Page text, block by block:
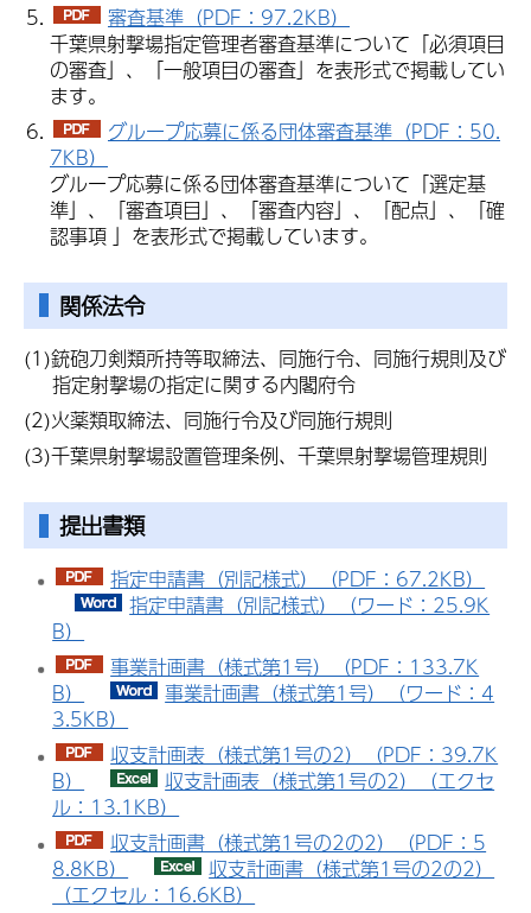
審査基準（PDF：97.2KB）
千葉県射撃場指定管理者審査基準について「必須項目
の審査」、「一般項目の審査」を表形式で掲載してい
ます。
グループ応募に係る団体審査基準（PDF：50.
7KB）
グループ応募に係る団体審査基準について「選定基
準」、「審査項目」、「審査内容」、「配点」、「確
認事項 」を表形式で掲載しています。
関係法令
(1)銃砲刀剣類所持等取締法、同施行令、同施行規則及び
指定射撃場の指定に関する内閣府令
(2)火薬類取締法、同施行令及び同施行規則
(3)千葉県射撃場設置管理条例、千葉県射撃場管理規則
提出書類
指定申請書（別記様式）（PDF：67.2KB）
指定申請書（別記様式）（ワード：25.9K
B）
事業計画書（様式第1号）（PDF：133.7K
B）
事業計画書（様式第1号）（ワード：4
3.5KB）
収支計画表（様式第1号の2）（PDF：39.7K
B）
収支計画表（様式第1号の2）（エクセ
ル：13.1KB）
収支計画書（様式第1号の2の2）（PDF：5
8.8KB）
収支計画書（様式第1号の2の2）
（エクセル：16.6KB）